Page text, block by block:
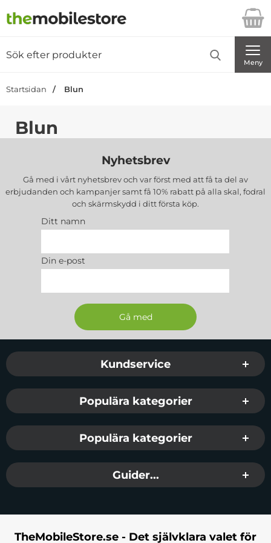
Startsidan för Danira Telecom AB
Meny
Startsidan Blun
Blun
Nyhetsbrev
Gå med i vårt nyhetsbrev och var först med att få ta del av
erbjudanden och kampanjer samt få 10% rabatt på alla skal, fodral
och skärmskydd i ditt första köp.
Ditt namn
Din e-post
Sidfot Blandad info och länkar
Kundservice
Populära kategorier
Populära kategorier
Guider...
TheMobileStore.se - Det självklara valet för